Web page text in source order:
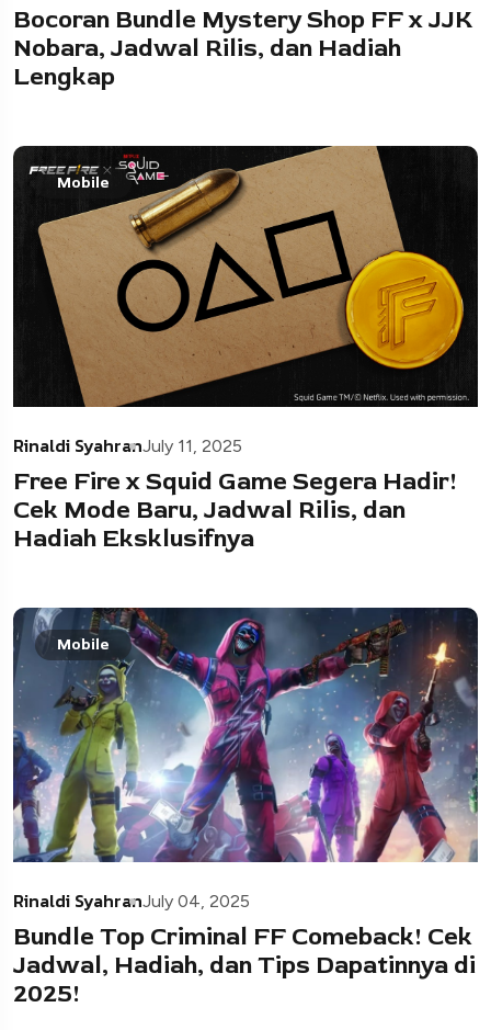
Bocoran Bundle Mystery Shop FF x JJK
Nobara, Jadwal Rilis, dan Hadiah
Lengkap
Mobile
Rinaldi SyahranJuly 11, 2025
Free Fire x Squid Game Segera Hadir!
Cek Mode Baru, Jadwal Rilis, dan
Hadiah Eksklusifnya
Mobile
Rinaldi SyahranJuly 04, 2025
Bundle Top Criminal FF Comeback! Cek
Jadwal, Hadiah, dan Tips Dapatinnya di
2025!